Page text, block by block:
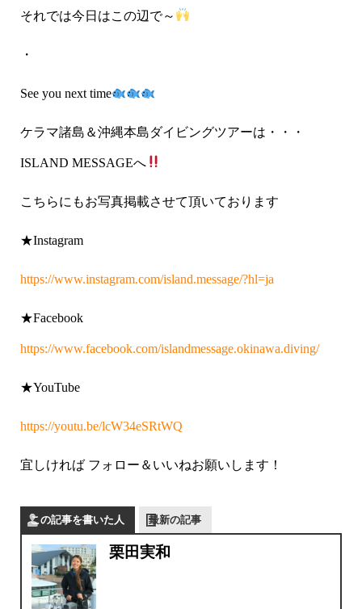
それでは今日はこの辺で～
・
See you next time
ケラマ諸島＆沖縄本島ダイビングツアーは・・・
ISLAND MESSAGEへ
こちらにもお写真掲載させて頂いております
★Instagram
https://www.instagram.com/island.message/?hl=ja
★Facebook
https://www.facebook.com/islandmessage.okinawa.diving/
★YouTube
https://youtu.be/lcW34eSRtWQ
宜しければ フォロー＆いいねお願いします！
この記事を書いた人 最新の記事
栗田実和